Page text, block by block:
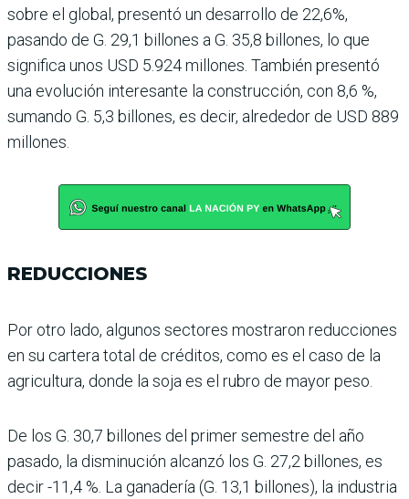
sobre el global, presentó un desarrollo de 22,6%,
pasando de G. 29,1 billones a G. 35,8 billones, lo que
significa unos USD 5.924 millones. También presentó
una evolución inte­resante la construcción, con 8,6 %,
sumando G. 5,3 billo­nes, es decir, alrededor de USD 889
millones.
REDUCCIONES
Por otro lado, algunos sec­tores mostraron reduccio­nes
en su cartera total de créditos, como es el caso de la
agricultura, donde la soja es el rubro de mayor peso.
De los G. 30,7 billo­nes del primer semestre del año
pasado, la disminución alcanzó los G. 27,2 billones, es
decir -11,4 %. La gana­dería (G. 13,1 billones), la industria